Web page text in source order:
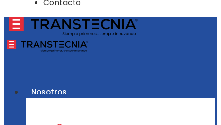
Contacto
Nosotros